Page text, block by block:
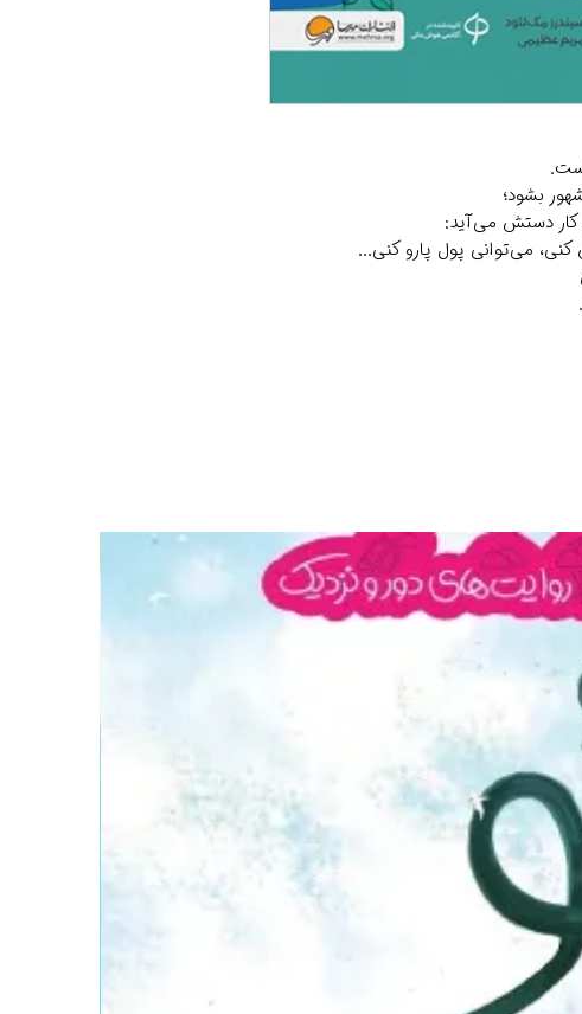
بشود؛
کار دستش می‌آید:
می‌توانی پول پارو کنی...